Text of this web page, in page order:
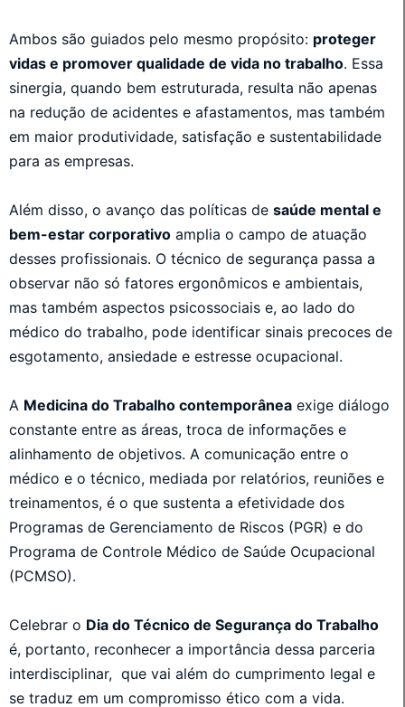
Ambos são guiados pelo mesmo propósito: proteger
vidas e promover qualidade de vida no trabalho. Essa
sinergia, quando bem estruturada, resulta não apenas
na redução de acidentes e afastamentos, mas também
em maior produtividade, satisfação e sustentabilidade
para as empresas.
Além disso, o avanço das políticas de saúde mental e
bem-estar corporativo amplia o campo de atuação
desses profissionais. O técnico de segurança passa a
observar não só fatores ergonômicos e ambientais,
mas também aspectos psicossociais e, ao lado do
médico do trabalho, pode identificar sinais precoces de
esgotamento, ansiedade e estresse ocupacional.
A Medicina do Trabalho contemporânea exige diálogo
constante entre as áreas, troca de informações e
alinhamento de objetivos. A comunicação entre o
médico e o técnico, mediada por relatórios, reuniões e
treinamentos, é o que sustenta a efetividade dos
Programas de Gerenciamento de Riscos (PGR) e do
Programa de Controle Médico de Saúde Ocupacional
(PCMSO).
Celebrar o Dia do Técnico de Segurança do Trabalho
é, portanto, reconhecer a importância dessa parceria
interdisciplinar, que vai além do cumprimento legal e
se traduz em um compromisso ético com a vida.